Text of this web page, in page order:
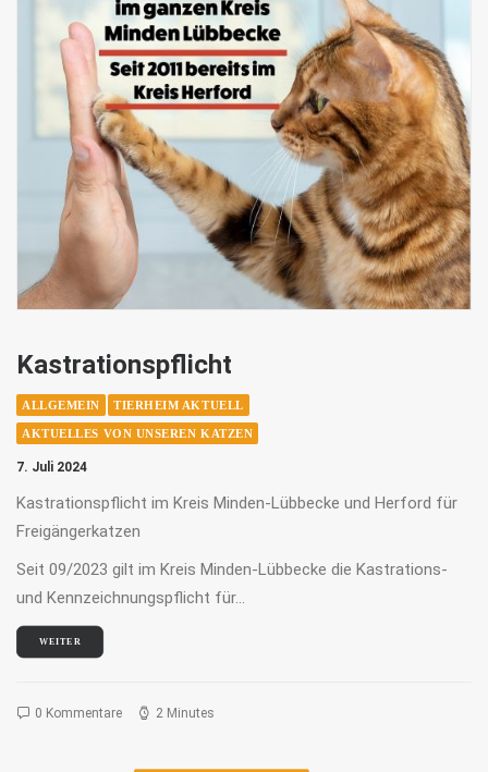
Kastrationspflicht
ALLGEMEIN TIERHEIM AKTUELL
AKTUELLES VON UNSEREN KATZEN
7. Juli 2024
Kastrationspflicht im Kreis Minden-Lübbecke und Herford für
Freigängerkatzen
Seit 09/2023 gilt im Kreis Minden-Lübbecke die Kastrations-
und Kennzeichnungspflicht für…
WEITER
0 Kommentare 2 Minutes